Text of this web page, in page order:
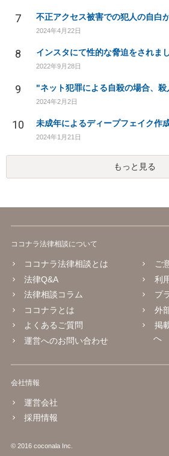
7
2024年4月22日
8 インスタにて性的な脅迫をされま
2022年9月28日
9
2024年2月2日
10
2024年1月21日
もっと見る
ココナラ法律相談について
ココナラ法律相談とは
法律Q&A
法律相談コラム
ココナラとは
よくあるご質問
運営へのお問い合わせ
ご
利
プ
外
掲
へ
会社情報
運営会社
採用情報
© 2016 coconala Inc.